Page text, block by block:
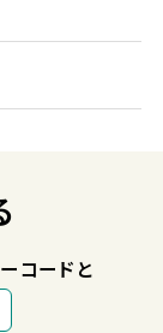
コードと